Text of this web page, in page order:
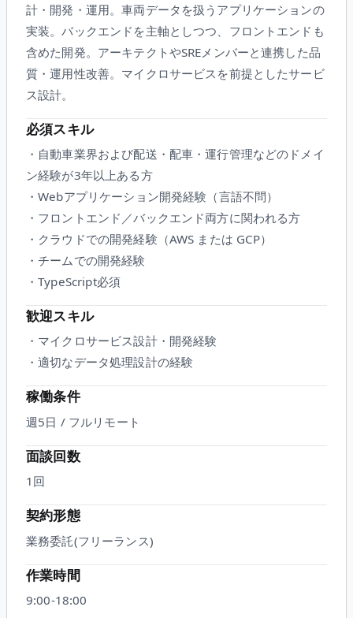
計・開発・運用。車両データを扱うアプリケーションの
実装。バックエンドを主軸としつつ、フロントエンドも
含めた開発。アーキテクトやSREメンバーと連携した品
質・運用性改善。マイクロサービスを前提としたサービ
ス設計。
必須スキル
・自動車業界および配送・配車・運行管理などのドメイ
ン経験が3年以上ある方
・Webアプリケーション開発経験（言語不問）
・フロントエンド／バックエンド両方に関われる方
・クラウドでの開発経験（AWS または GCP）
・チームでの開発経験
・TypeScript必須
歓迎スキル
・マイクロサービス設計・開発経験
・適切なデータ処理設計の経験
稼働条件
週5日 / フルリモート
面談回数
1 回
契約形態
業務委託(フリーランス)
作業時間
9:00-18:00